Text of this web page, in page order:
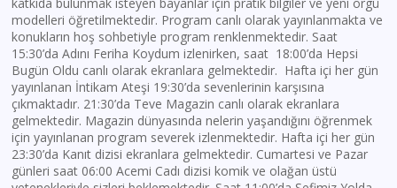
modelleri öğretilmektedir. Program canlı olarak yayınlanmakta ve
konukların hoş sohbetiyle program renklenmektedir. Saat
15:30’da Adını Feriha Koydum izlenirken, saat 18:00’da Hepsi
Bugün Oldu canlı olarak ekranlara gelmektedir. Hafta içi her gün
yayınlanan İntikam Ateşi 19:30’da sevenlerinin karşısına
çıkmaktadır. 21:30’da Teve Magazin canlı olarak ekranlara
gelmektedir. Magazin dünyasında nelerin yaşandığını öğrenmek
için yayınlanan program severek izlenmektedir. Hafta içi her gün
23:30’da Kanıt dizisi ekranlara gelmektedir. Cumartesi ve Pazar
günleri saat 06:00 Acemi Cadı dizisi komik ve olağan üstü